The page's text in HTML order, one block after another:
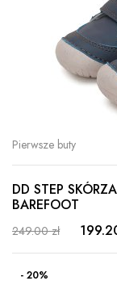
Pierwsze buty
DD STEP
BAREFOOT
249.00 zł
- 20%